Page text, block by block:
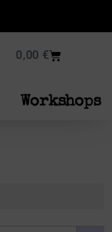
0,00 €
Workshops